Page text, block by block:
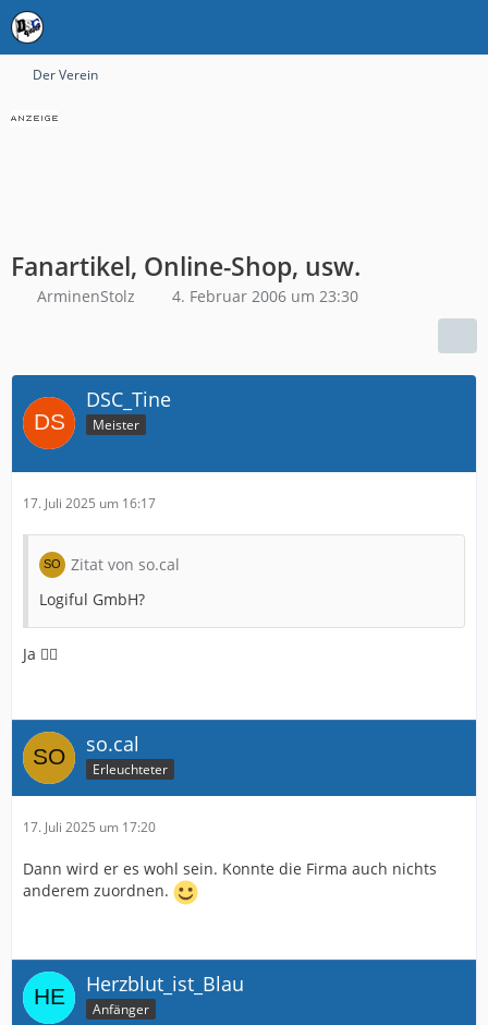
Der Verein
Fanartikel, Online-Shop, usw.
ArminenStolz 4. Februar 2006 um 23:30
DSC_Tine
Meister
17. Juli 2025 um 16:17
Zitat von so.cal
Logiful GmbH?
Ja 👍🏻
so.cal
Erleuchteter
17. Juli 2025 um 17:20
Dann wird er es wohl sein. Konnte die Firma auch nichts
anderem zuordnen.
Herzblut_ist_Blau
Anfänger